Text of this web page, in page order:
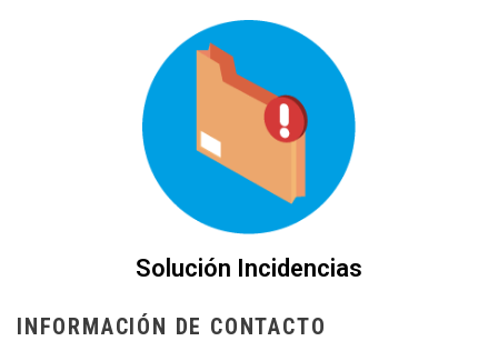
Solución Incidencias
INFORMACIÓN DE CONTACTO